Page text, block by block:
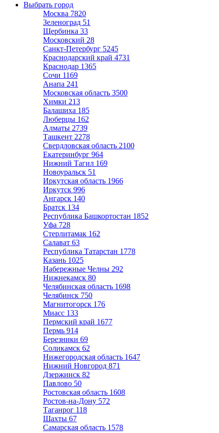
Выбрать город
Москва 7820
Зеленоград 51
Щербинка 33
Московский 28
Санкт-Петербург 5245
Краснодарский край 4731
Краснодар 1365
Сочи 1169
Анапа 241
Московская область 3500
Химки 213
Балашиха 185
Люберцы 162
Алматы 2739
Ташкент 2278
Свердловская область 2100
Екатеринбург 964
Нижний Тагил 169
Новоуральск 51
Иркутская область 1966
Иркутск 996
Ангарск 140
Братск 134
Республика Башкортостан 1852
Уфа 728
Стерлитамак 162
Салават 63
Республика Татарстан 1778
Казань 1025
Набережные Челны 292
Нижнекамск 80
Челябинская область 1698
Челябинск 750
Магнитогорск 176
Миасс 133
Пермский край 1677
Пермь 914
Березники 69
Соликамск 62
Нижегородская область 1647
Нижний Новгород 871
Дзержинск 82
Павлово 50
Ростовская область 1608
Ростов-на-Дону 572
Таганрог 118
Шахты 67
Самарская область 1578